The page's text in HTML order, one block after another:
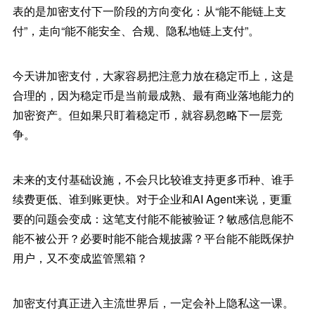
表的是加密支付下一阶段的方向变化：从“能不能链上支
付”，走向“能不能安全、合规、隐私地链上支付”。
今天讲加密支付，大家容易把注意力放在稳定币上，这是
合理的，因为稳定币是当前最成熟、最有商业落地能力的
加密资产。但如果只盯着稳定币，就容易忽略下一层竞
争。
未来的支付基础设施，不会只比较谁支持更多币种、谁手
续费更低、谁到账更快。对于企业和AI Agent来说，更重
要的问题会变成：这笔支付能不能被验证？敏感信息能不
能不被公开？必要时能不能合规披露？平台能不能既保护
用户，又不变成监管黑箱？
加密支付真正进入主流世界后，一定会补上隐私这一课。